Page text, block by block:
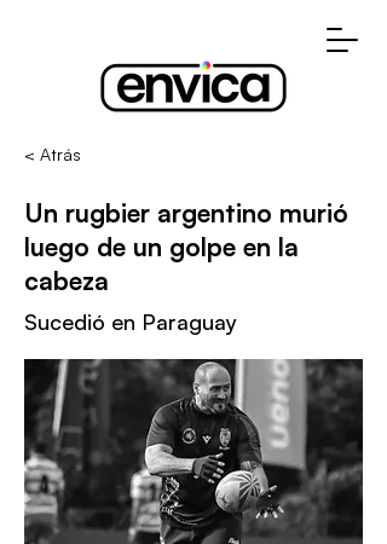
< Atrás
Un rugbier argentino murió
luego de un golpe en la
cabeza
Sucedió en Paraguay